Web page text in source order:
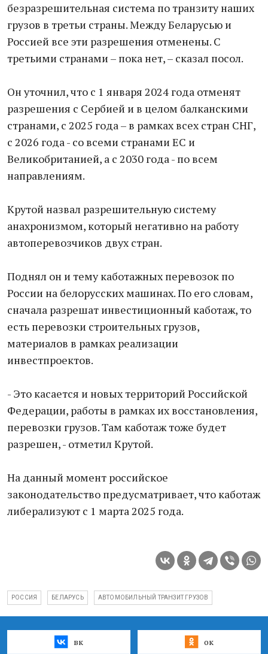
безразрешительная система по транзиту наших
грузов в третьи страны. Между Беларусью и
Россией все эти разрешения отменены. С
третьими странами – пока нет, – сказал посол.
Он уточнил, что с 1 января 2024 года отменят
разрешения с Сербией и в целом балканскими
странами, с 2025 года – в рамках всех стран СНГ,
с 2026 года - со всеми странами ЕС и
Великобританией, а с 2030 года - по всем
направлениям.
Крутой назвал разрешительную систему
анахронизмом, который негативно на работу
автоперевозчиков двух стран.
Поднял он и тему каботажных перевозок по
России на белорусских машинах. По его словам,
сначала разрешат инвестиционный каботаж, то
есть перевозки строительных грузов,
материалов в рамках реализации
инвестпроектов.
- Это касается и новых территорий Российской
Федерации, работы в рамках их восстановления,
перевозки грузов. Там каботаж тоже будет
разрешен, - отметил Крутой.
На данный момент российское
законодательство предусматривает, что каботаж
либерализуют с 1 марта 2025 года.
РОССИЯ БЕЛАРУСЬ АВТОМОБИЛЬНЫЙ ТРАНЗИТ ГРУЗОВ
вк ок